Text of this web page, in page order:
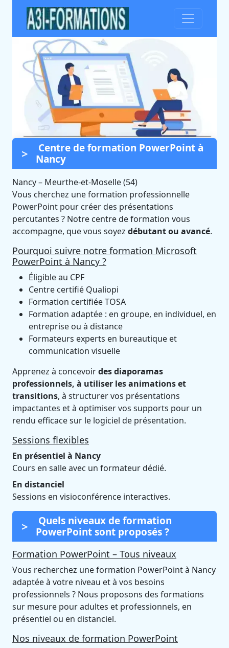
Formation PowerPoint à
Nancy (Meurthe-et-Moselle)
Certifié Qualiopi et éligible CPF
Centre de formation PowerPoint à
Nancy
Nancy– Meurthe-et-Moselle (54)
Vous cherchez une formation professionnelle
PowerPoint pour créer des présentations
percutantes ? Notre centre de formation vous
accompagne, que vous soyez débutant ou avancé.
Pourquoi suivre notre formation Microsoft
PowerPoint à Nancy ?
Éligible au CPF
Centre certifié Qualiopi
Formation certifiée TOSA
Formation adaptée : en groupe, en individuel, en
entreprise ou à distance
Formateurs experts en bureautique et
communication visuelle
Apprenez à concevoirdes diaporamas
professionnels, à utiliser les animations et
transitions, à structurer vos présentations
impactantes et à optimiser vos supports pour un
rendu efficace sur le logiciel de présentation.
Sessions flexibles
En présentiel à Nancy
Cours en salle avec un formateur dédié.
En distanciel
Sessions en visioconférence interactives.
Quels niveaux de formation
PowerPoint sont proposés ?
Formation PowerPoint – Tous niveaux
Vous recherchez une formation PowerPoint à Nancy
adaptée à votre niveau et à vos besoins
professionnels ? Nous proposons des formations
sur mesure pour adultes et professionnels, en
présentiel ou en distanciel.
Nos niveaux de formation PowerPoint